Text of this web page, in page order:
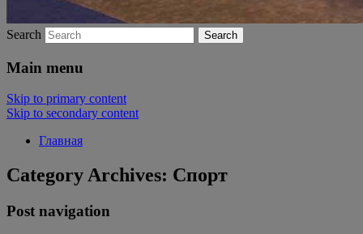
Search
Main menu
Skip to primary content
Skip to secondary content
Главная
Category Archives: Спорт
Post navigation